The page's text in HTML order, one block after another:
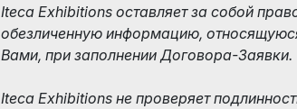
Iteca Exhibitions оставляет за собой
обезличенную информацию,
Вами, при заполнении Договора-Заявки.
Iteca Exhibitions не проверяет